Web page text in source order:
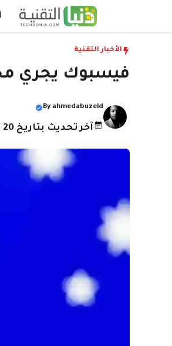
إلى
الأخبار التقنية
فيسبوك يجري
By ahmedabuzeid
آخر تحديث بتاريخ 20 فبراير 2021